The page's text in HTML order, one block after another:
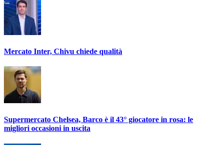
Mercato Inter, Chivu chiede qualità
Supermercato Chelsea, Barco è il 43° giocatore in rosa: le
migliori occasioni in uscita